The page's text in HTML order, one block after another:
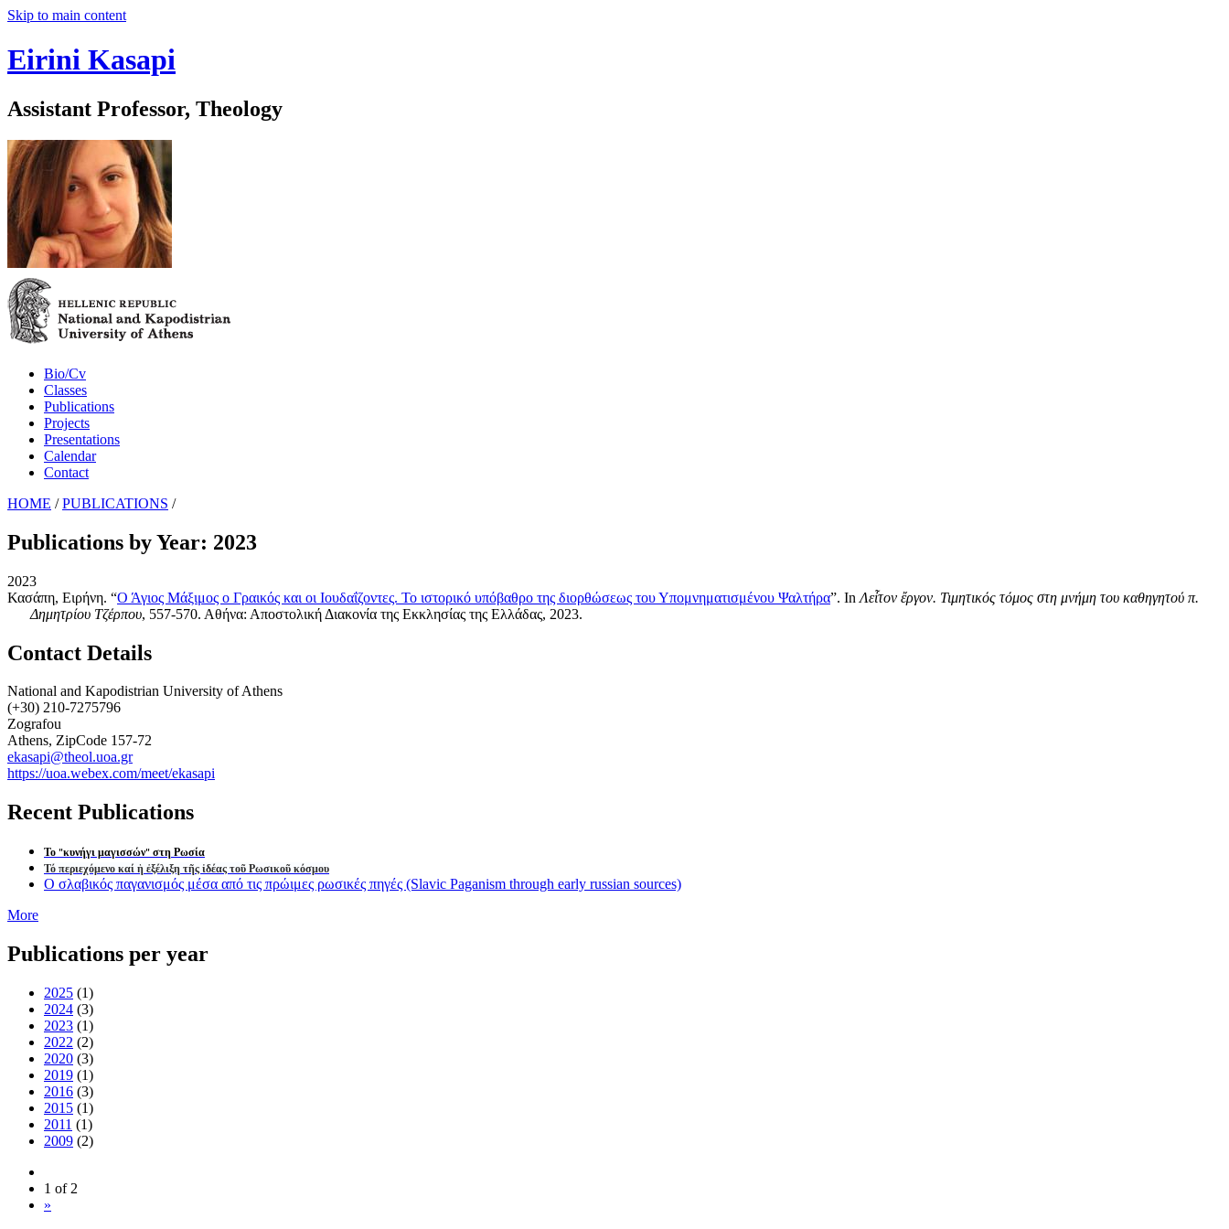
Skip to main content
Eirini Kasapi
Assistant Professor, Theology
Bio/Cv
Classes
Publications
Projects
Presentations
Calendar
Contact
HOME / PUBLICATIONS /
Publications by Year: 2023
2023
Κασάπη, Ειρήνη. “Ο Άγιος Μάξιμος ο Γραικός και οι Ιουδαΐζοντες. Το ιστορικό υπόβαθρο της διορθώσεως του Υπομνηματισμένου Ψαλτήρα”. In Λεἶτον ἔργον. Τιμητικός τόμος στη μνήμη του καθηγητού π.
Δημητρίου Τζέρπου, 557-570. Αθήνα: Αποστολική Διακονία της Εκκλησίας της Ελλάδας, 2023.
Contact Details
National and Kapodistrian University of Athens
(+30) 210-7275796
Zografou
Athens, ZipCode 157-72
ekasapi@theol.uoa.gr
https://uoa.webex.com/meet/ekasapi
Recent Publications
Το "κυνήγι μαγισσών" στη Ρωσία
Τό περιεχόμενο καί ἡ ἐξέλιξη τῆς ἰδέας τοῦ Ρωσικοῦ κόσμου
Ο σλαβικός παγανισμός μέσα από τις πρώιμες ρωσικές πηγές (Slavic Paganism through early russian sources)
More
Publications per year
2025 (1)
2024 (3)
2023 (1)
2022 (2)
2020 (3)
2019 (1)
2016 (3)
2015 (1)
2011 (1)
2009 (2)
1 of 2
»